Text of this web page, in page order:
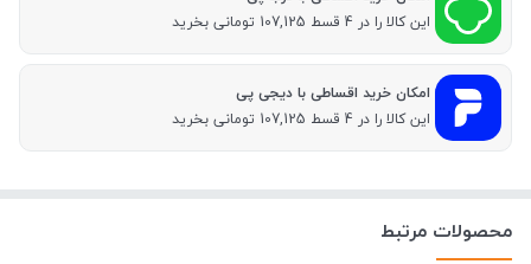
این کالا را در 4 قسط 107,125 تومانی بخرید
امکان خرید اقساطی با دیجی پی
این کالا را در 4 قسط 107,125 تومانی بخرید
محصولات مرتبط